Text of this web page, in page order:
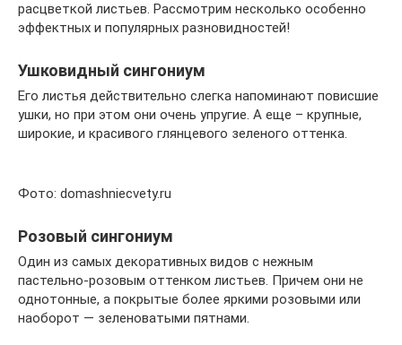
расцветкой листьев. Рассмотрим несколько особенно
эффектных и популярных разновидностей!
Ушковидный сингониум
Его листья действительно слегка напоминают повисшие
ушки, но при этом они очень упругие. А еще – крупные,
широкие, и красивого глянцевого зеленого оттенка.
Фото: domashniecvety.ru
Розовый сингониум
Один из самых декоративных видов с нежным
пастельно-розовым оттенком листьев. Причем они не
однотонные, а покрытые более яркими розовыми или
наоборот — зеленоватыми пятнами.